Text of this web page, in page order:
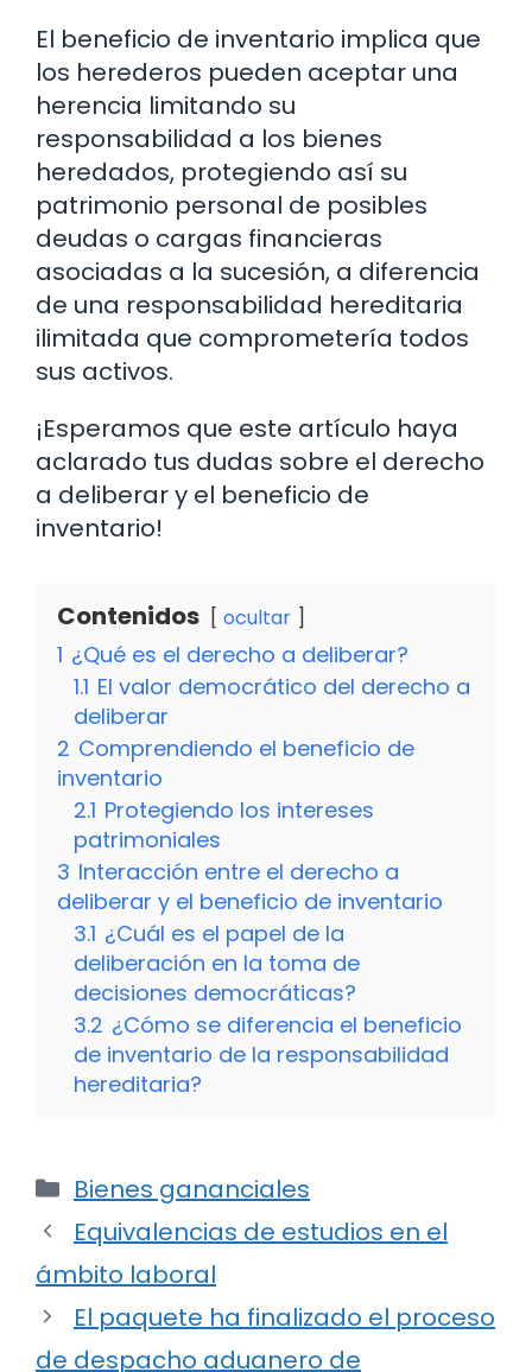
El beneficio de inventario implica que
los herederos pueden aceptar una
herencia limitando su
responsabilidad a los bienes
heredados, protegiendo así su
patrimonio personal de posibles
deudas o cargas financieras
asociadas a la sucesión, a diferencia
de una responsabilidad hereditaria
ilimitada que comprometería todos
sus activos.
¡Esperamos que este artículo haya
aclarado tus dudas sobre el derecho
a deliberar y el beneficio de
inventario!
Contenidos ocultar
1 ¿Qué es el derecho a deliberar?
1.1 El valor democrático del derecho a
deliberar
2 Comprendiendo el beneficio de
inventario
2.1 Protegiendo los intereses
patrimoniales
3 Interacción entre el derecho a
deliberar y el beneficio de inventario
3.1 ¿Cuál es el papel de la
deliberación en la toma de
decisiones democráticas?
3.2 ¿Cómo se diferencia el beneficio
de inventario de la responsabilidad
hereditaria?
Categorías
Bienes gananciales
Equivalencias de estudios en el
ámbito laboral
El paquete ha finalizado el proceso
de despacho aduanero de